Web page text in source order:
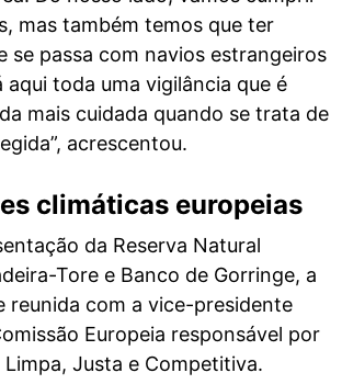
mas também temos que ter
se passa com navios estrangeiros
toda uma vigilância que é
mais cuidada quando se trata de
acrescentou.
climáticas europeias
da Reserva Natural
Tore e Banco de Gorringe, a
reunida com a vice-presidente
Europeia responsável por
Limpa, Justa e Competitiva.